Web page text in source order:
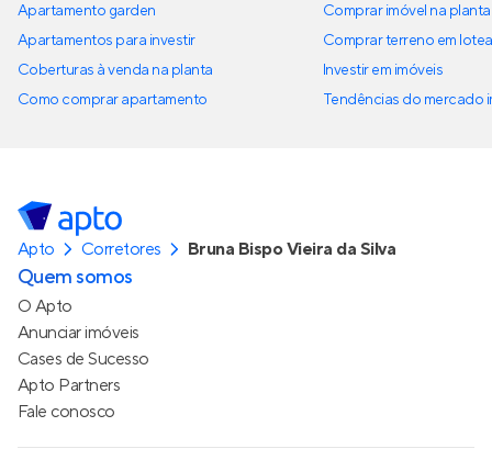
Apartamento garden
Apartamentos para investir
Coberturas à venda na planta
Como comprar apartamento
Comprar imóvel na planta
Comprar terreno em
Investir em imóveis
Tendências do mercado
Apto Corretores Bruna Bispo Vieira da Silva
Quem somos
O Apto
Anunciar imóveis
Cases de Sucesso
Apto Partners
Fale conosco